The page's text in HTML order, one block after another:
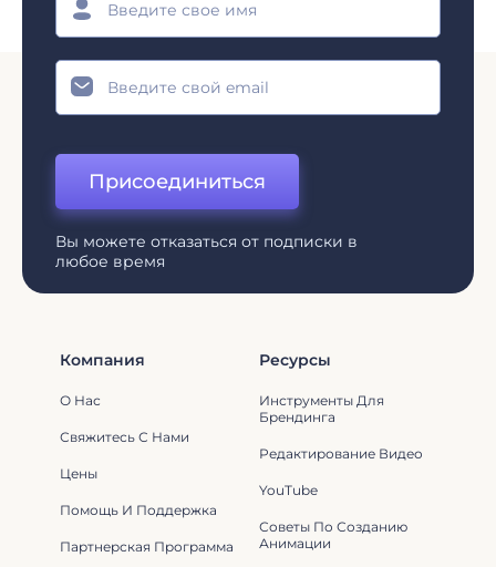
Присоединиться
Вы можете отказаться от подписки в
любое время
Компания
О Нас
Свяжитесь С Нами
Цены
Помощь И Поддержка
Партнерская Программа
Ресурсы
Инструменты Для
Брендинга
Редактирование Видео
YouTube
Советы По Созданию
Анимации